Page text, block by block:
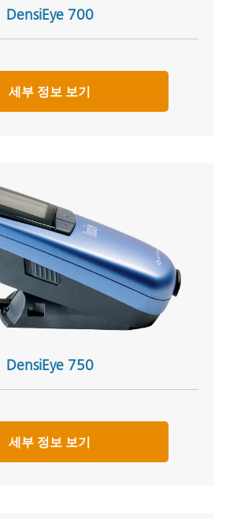
DensiEye 700
세부 정보 보기
DensiEye 750
세부 정보 보기